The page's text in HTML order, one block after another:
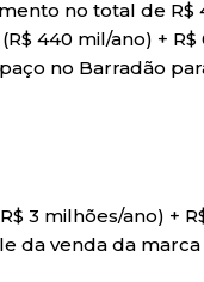
no total de R$
440 mil/ano) +
no Barradão
3 milhões/ano) +
da venda da marca